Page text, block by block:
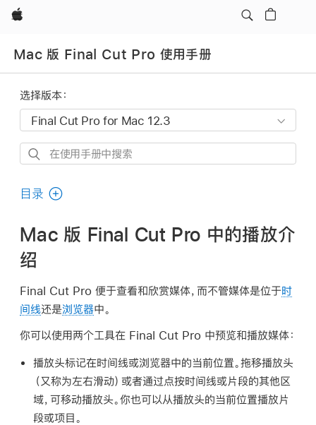
Apple
Mac 版 Final Cut Pro 使用手册
选择版本：
在
用
册
中
搜
目录
Mac 版 Final Cut Pro 中的播放介
绍
Final Cut Pro 便于查看和欣赏媒体，而不管媒体是位于时
间线还是浏览器中。
你可以使用两个工具在 Final Cut Pro 中预览和播放媒体：
播放头标记在时间线或浏览器中的当前位置。拖移播放头
（又称为左右滑动）或者通过点按时间线或片段的其他区
域，可移动播放头。你也可以从播放头的当前位置播放片
段或项目。